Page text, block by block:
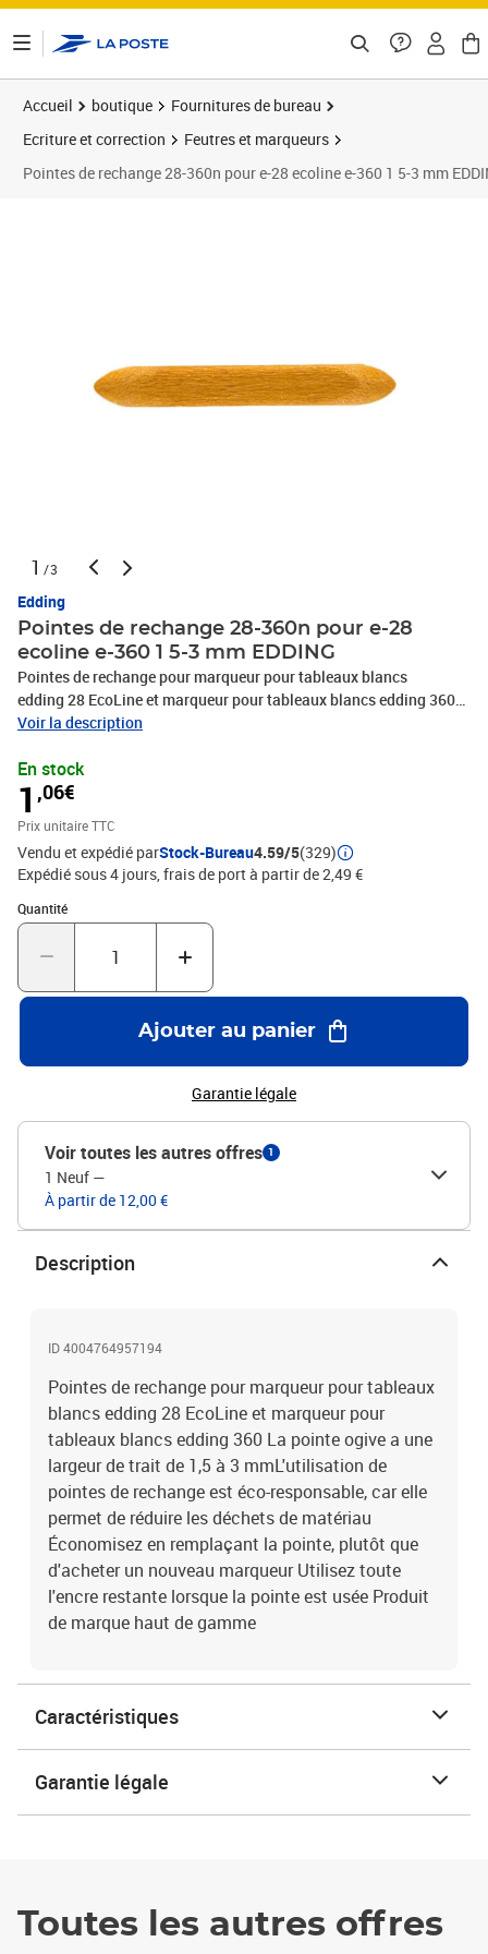
Accueil boutique
Fournitures de bureau
Ecriture et correction
Feutres et marqueurs
Pointes de rechange 28-360n pour e-28 ecoline e-360 1 5-3 mm
1 /3
Edding
Pointes de rechange 28-360n pour e-28
ecoline e-360 1 5-3 mm EDDING
Pointes de rechange pour marqueur pour tableaux blancs
edding 28 EcoLine et marqueur pour tableaux blancs edding 360
La pointe ogive a une largeur de trait de 1,5 à 3 mmL'utilisation de
réduire les déchets de matériau Économisez en remplaçant la
pointe, plutôt que d'acheter un nouveau marqueur Utilisez toute
l'encre restante lorsque la pointe est usée Produit de marque haut
de gamme
Voir la description
En stock
1 ,06€
Prix unitaire TTC
Vendu et expédié parStock-Bureau4.59/5(329)
Expédié sous 4 jours, frais de port à partir de 2,49 €
Quantité
Quantité : 1
Ajouter au panier
Garantie légale
Voir toutes les autres offres 1
1 Neuf —
À partir de 12,00 €
Description
ID 4004764957194
Pointes de rechange pour marqueur pour tableaux
blancs edding 28 EcoLine et marqueur pour
tableaux blancs edding 360 La pointe ogive a une
largeur de trait de 1,5 à 3 mmL'utilisation de
pointes de rechange est éco-responsable, car elle
permet de réduire les déchets de matériau
Économisez en remplaçant la pointe, plutôt que
d'acheter un nouveau marqueur Utilisez toute
l'encre restante lorsque la pointe est usée Produit
de marque haut de gamme
Caractéristiques
Garantie légale
Toutes les autres offres